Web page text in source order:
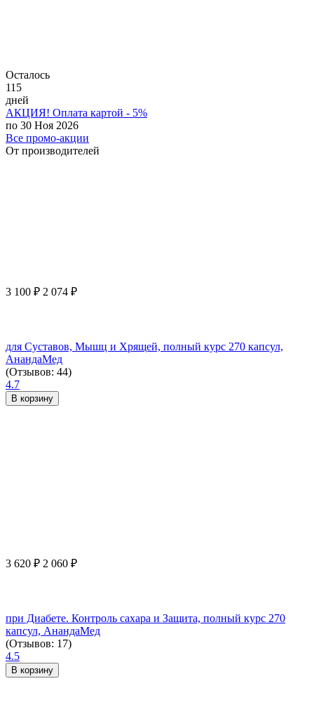
Осталось
115
дней
АКЦИЯ! Оплата картой - 5%
по 30 Ноя 2026
Все промо-акции
От производителей
3 100 ₽ 2 074 ₽
для Суставов, Мышц и Хрящей, полный курс 270 капсул,
АнандаМед
(Отзывов: 44)
4.7
В корзину
3 620 ₽ 2 060 ₽
при Диабете. Контроль сахара и Защита, полный курс 270
капсул, АнандаМед
(Отзывов: 17)
4.5
В корзину